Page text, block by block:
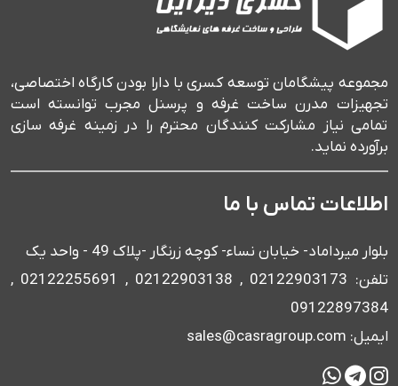
مجموعه پیشگامان توسعه کسری با دارا بودن کارگاه اختصاصی،
تجهیزات مدرن ساخت غرفه و پرسنل مجرب توانسته است
تمامی نیاز مشارکت کنندگان محترم را در زمینه غرفه سازی
برآورده نماید.
اطلاعات تماس با ما
بلوار میرداماد- خیابان نساء- کوچه زرنگار -پلاک 49 - واحد یک
تلفن: 02122903173 , 02122903138 , 02122255691 ,
09122897384
ایمیل: sales@casragroup.com